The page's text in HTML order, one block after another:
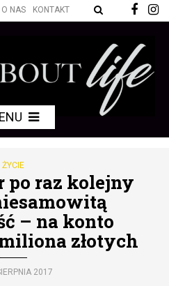
NAS KONTAKT
ŻYCIE
po raz kolejny
– na konto
złotych
2017